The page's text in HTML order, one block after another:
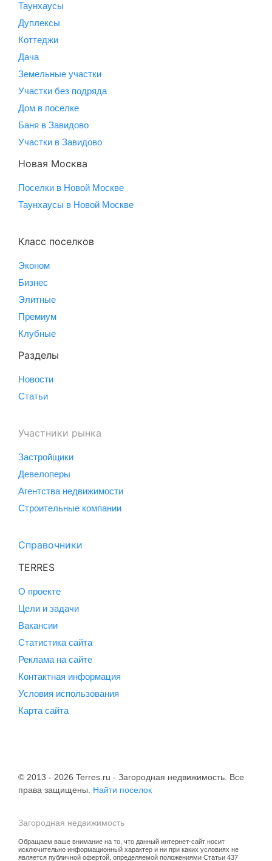
Таунхаусы
Дуплексы
Коттеджи
Дача
Земельные участки
Участки без подряда
Дом в поселке
Баня в Завидово
Участки в Завидово
Новая Москва
Поселки в Новой Москве
Таунхаусы в Новой Москве
Класс поселков
Эконом
Бизнес
Элитные
Премиум
Клубные
Разделы
Новости
Статьи
Участники рынка
Застройщики
Девелоперы
Агентства недвижимости
Строительные компании
Справочники
TERRES
О проекте
Цели и задачи
Вакансии
Статистика сайта
Реклама на сайте
Контактная информация
Условия использования
Карта сайта
© 2013 - 2026 Terres.ru - Загородная недвижимость. Все
права защищены. Найти поселок
Загородная недвижимость
Обращаем ваше внимание на то, что данный интернет-сайт носит
исключительно информационный характер и ни при каких условиях не
является публичной офертой, определяемой положениями Статьи 437